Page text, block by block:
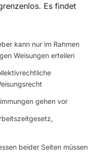
Es findet
kann nur im Rahmen
Weisungen erteilen
gehen vor
beider Seiten müssen